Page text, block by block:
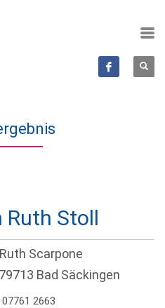
Ruth Stoll
Scarpone
Bad Säckingen
2663